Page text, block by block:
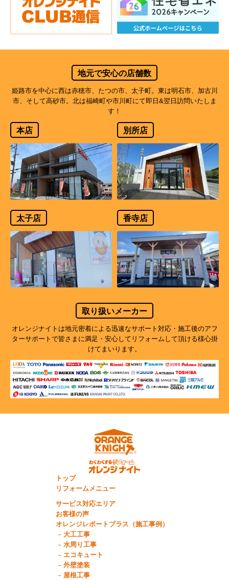
地元で安心の店舗数
姫路市を中心に西は赤穂市、たつの市、太子町。東は明石市、加古川
市、そして高砂市。北は福崎町や市川町にて即日&翌日訪問いたしま
す！
本店 別所店
太子店 香寺店
取り扱いメーカー
オレンジナイトは地元密着による迅速なサポート対応・施工後のアフ
ターサポートで皆さまに満足・安心してリフォームして頂ける様心掛
けてまいります。
トップ
リフォームメニュー
サービス対応エリア
お客様の声
オレンジレポートプラス（施工事例）
大工工事
水周り工事
エコキュート
外壁塗装
屋根工事